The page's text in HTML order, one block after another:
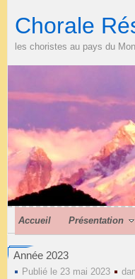
Chorale
les choristes au pays du
Accueil Présentation
Année 2023
Publié le 23 mai 2023